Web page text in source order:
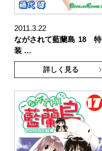
2011.3.22
ながされて藍蘭島 18 特
装 …
詳しく見る